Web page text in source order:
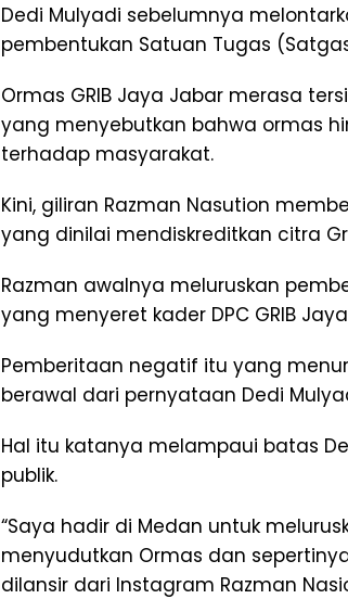
Dedi Mulyadi sebelumnya
pembentukan Satuan Tugas
Ormas GRIB Jaya Jabar merasa
yang menyebutkan bahwa ormas
terhadap masyarakat.
Kini, giliran Razman Nasution
yang dinilai mendiskreditkan citra
Razman awalnya meluruskan
yang menyeret kader DPC GRIB
Pemberitaan negatif itu yang
berawal dari pernyataan Dedi
Hal itu katanya melampaui batas
publik.
“Saya hadir di Medan untuk
menyudutkan Ormas dan
dilansir dari Instagram Razman